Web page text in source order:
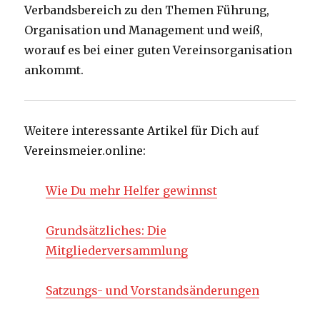
Verbandsbereich zu den Themen Führung,
Organisation und Management und weiß,
worauf es bei einer guten Vereinsorganisation
ankommt.
Weitere interessante Artikel für Dich auf
Vereinsmeier.online:
Wie Du mehr Helfer gewinnst
Grundsätzliches: Die
Mitgliederversammlung
Satzungs- und Vorstandsänderungen